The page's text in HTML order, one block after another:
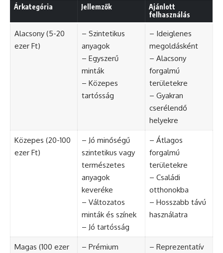
Árkategória Jellemzők
Ajánlott
felhasználás
Alacsony (5-20
ezer Ft)
– Szintetikus
anyagok
– Egyszerű
minták
– Közepes
tartósság
– Ideiglenes
megoldásként
– Alacsony
forgalmú
területekre
– Gyakran
cserélendő
helyekre
Közepes (20-100
ezer Ft)
– Jó minőségű
szintetikus vagy
természetes
anyagok
keveréke
– Változatos
minták és színek
– Jó tartósság
– Átlagos
forgalmú
területekre
– Családi
otthonokba
– Hosszabb távú
használatra
Magas (100 ezer
– Prémium
– Reprezentatív